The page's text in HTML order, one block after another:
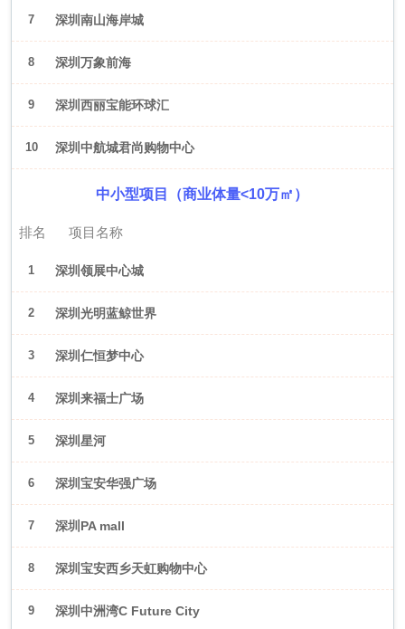
7 深圳南山海岸城
8 深圳万象前海
9 深圳西丽宝能环球汇
10 深圳中航城君尚购物中心
中小型项目（商业体量<10万㎡）
排名 项目名称
1 深圳领展中心城
2 深圳光明蓝鲸世界
3 深圳仁恒梦中心
4 深圳来福士广场
5 深圳星河
WORLD·COCOPark
6 深圳宝安华强广场
7 深圳PA mall
8 深圳宝安西乡天虹购物中心
9 深圳中洲湾C Future City